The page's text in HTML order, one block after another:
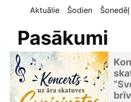
Aktuālie
Šodien Šonedēļ
Pasākumi